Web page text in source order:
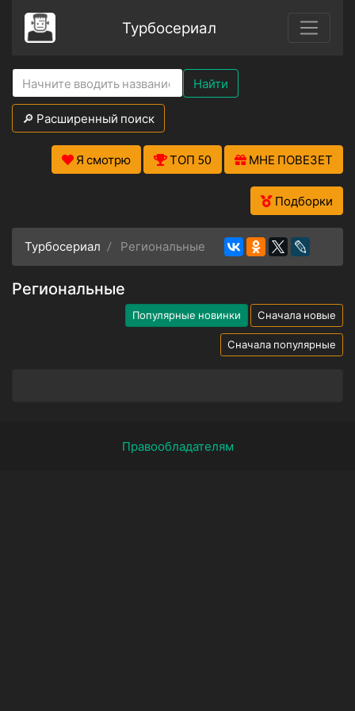
Турбосериал
Найти
🔎 Расширенный поиск
Я смотрю ТОП 50 МНЕ ПОВЕЗЕТ
Подборки
Турбосериал Региональные
Региональные
Популярные новинки Сначала новые
Сначала популярные
Правообладателям